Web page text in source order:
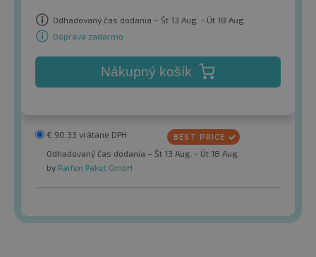
Odhadovaný čas dodania – Št 13 Aug. - Út 18 Aug.
Doprava zadarmo
Nákupný košík
€ 90.33 vrátane DPH
Odhadovaný čas dodania – Št 13 Aug. - Út 18 Aug.
by Raifen Paket GmbH